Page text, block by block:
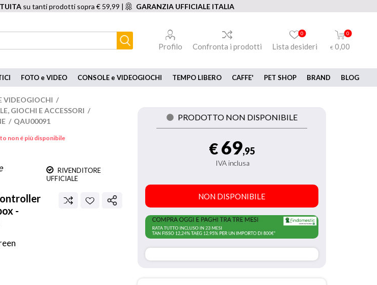
su tanti prodotti sopra € 59,99 | GARANZIA UFFICIALE ITALIA
Profilo Confronta i prodotti Lista desideri
0 0
€ 0,00
FOTO e VIDEO CONSOLE e VIDEOGIOCHI TEMPO LIBERO CAFFE' PET SHOP BRAND BLOG
VIDEOGIOCHI /
GIOCHI E ACCESSORI /
/ QAU00091
non é più disponibile
RIVENDITORE
UFFICIALE
-
PRODOTTO NON DISPONIBILE
€69,95
IVA inclusa
NON DISPONIBILE